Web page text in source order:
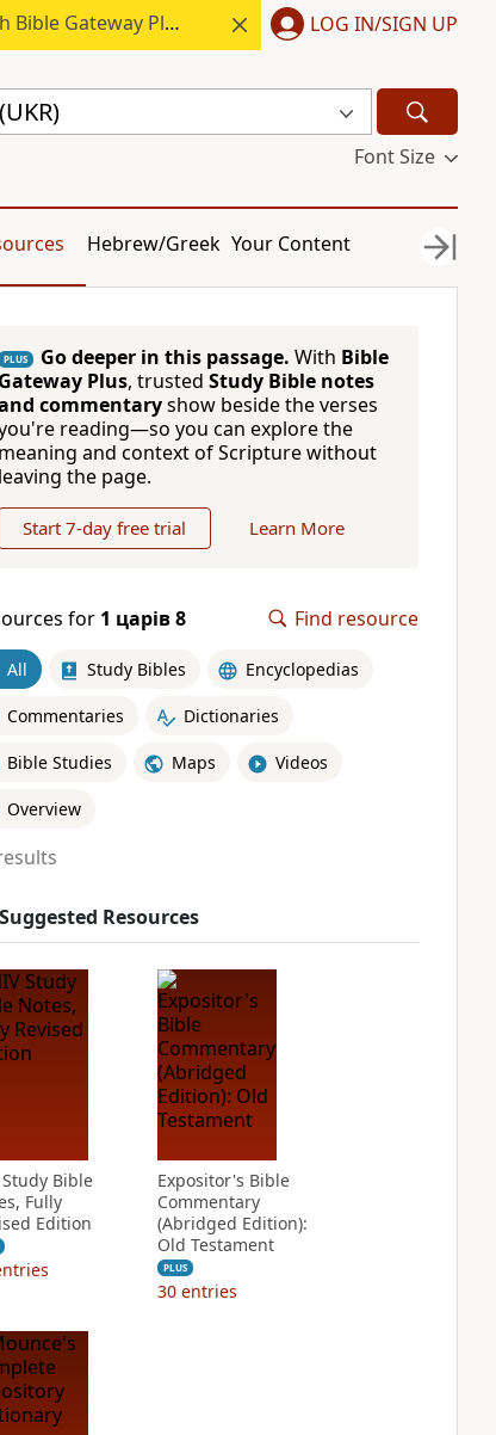
Bible Gateway Plus. LOG IN/SIGN UP
Font Size
Hebrew/Greek Your Content
PLUS Go deeper in this passage. With Bible
Gateway Plus, trusted Study Bible notes
commentaryshow beside the verses
reading—so you can explore the
meaning and context of Scripture without
leaving the page.
Start 7-day free trial Learn More
for 1 царів 8 Find resource
All Study Bibles Encyclopedias
Commentaries Dictionaries
Bible Studies Maps Videos
Overview
Suggested Resources
Study Bible
Fully
Edition
Expositor's Bible
Commentary
(Abridged Edition):
Old Testament
PLUS
30 entries